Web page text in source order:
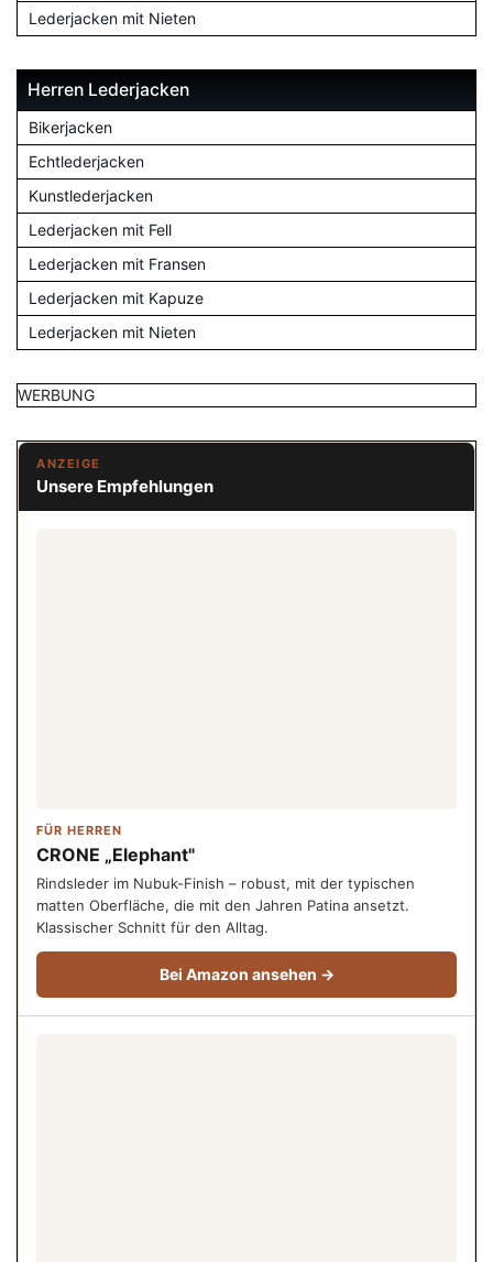
Lederjacken mit Nieten
Herren Lederjacken
Bikerjacken
Echtlederjacken
Kunstlederjacken
Lederjacken mit Fell
Lederjacken mit Fransen
Lederjacken mit Kapuze
Lederjacken mit Nieten
WERBUNG
ANZEIGE
Unsere Empfehlungen
FÜR HERREN
CRONE „Elephant"
Rindsleder im Nubuk-Finish – robust, mit der typischen
matten Oberfläche, die mit den Jahren Patina ansetzt.
Klassischer Schnitt für den Alltag.
Bei Amazon ansehen →